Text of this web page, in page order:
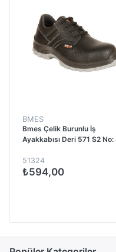
BMES
Bmes Çelik Burunlu İş
Ayakkabısı Deri 571 S2 No:
51324
₺594,00